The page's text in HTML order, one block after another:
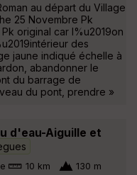
au départ du Village
25 Novembre Pk
original car l%u2019on
des
jaune indiqué échelle à
abandonner le
du barrage de
du pont, prendre »
d'eau-Aiguille et
10 km 130 m